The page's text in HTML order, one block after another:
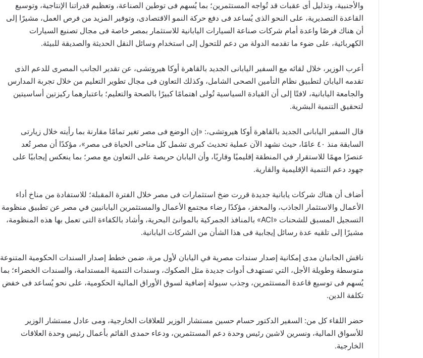
والأجنبية، وتذليل أى عقبات قد تُواجه المستثمرين؛ بما يُسهم فى توطين الصناعة، وتعظيم قدراتنا الإنتاجية، وتوسيع
القاعدة التصديرية، على النحو الذى يُساعد فى دفع حركة النمو الاقتصادى، وتوفير المزيد من فرص العمل، مشيرًا إلى
أن هناك فرصًا واعدة أمام شركات صناعة السيارات اليابانية للاستثمار بمصر خاصة فى مجال تصنيع السيارات
الكهربائية، على ضوء ما تقدمه الدولة من دعم للتحول إلى استخدام وسائل النقل الحديثة والصديقة للبيئة.
أعرب الوزير، خلال لقائه مع السفير اليابانى الجديد بالقاهرة أوكا هيروتشى، عن تقدير الجانب المصرى للدعم الذى
تقدمه اليابان لتطبيق نظام التأمين الصحى الشامل، وكذلك التعاون فى مجال تطوير التعليم من خلال تجربة المدارس
والجامعة اليابانية، لافتًا إلى أن القيادة السياسية تُولى اهتمامًا كبيرًا بالصحة والتعليم؛ باعتبارهما ركيزتين أساسيتين
لتحقيق التنمية البشرية.
قال السفير اليابانى الجديد بالقاهرة أوكا هيروتشى،: «إن الوضع فى مصر تغير تمامًا مقارنة بما رأيته خلال زيارتى
السابقة منذ ٤٠ عامًا، حيث نشهد الآن عملية تحديث كبرى تشمل كل مناحى الحياة فى مصر»، مؤكدًا أن مصر تُعد
عنصرًا مهمًا للاستقرار في المنطقة إقليميًا وقاريًا، وأن اليابان حريصة على التعاون مع مصر؛ بما ينعكس إيجابيًا على
جهود دعم التنمية الإقليمية والقارية.
أضاف أن هناك شركات يابانية جديدة قررت ضخ استثمارات فى مصر خلال الفترة المقبلة؛ للاستفادة من مناخ أداء
الأعمال والاستثمار الجاذب، والمحفز، مؤكدًا رضاء مجتمع الأعمال والمستثمرين اليابانيين في مصر عن تطبيق منظومة
التسجيل المسبق للشحنات «ACI» بالمنافذ الجمركية بالموانئ البحرية، وأشاد بالكفاءة التى تعمل بها هذه المنظومة،
مشيرًا إلى تلقيه عدة رسائل إيجابية فى هذا الشأن من الشركات اليابانية.
ناقش الجانبان مدى إمكانية إصدار سندات مصرية في اليابان لأول مرة، ضمن خطط إصدار السندات الحكومية المتنوعة
متوسطة وطويلة الأجل، التي تستهدف أدوات جديدة مثل الصكوك، وسندات التنمية المستدامة، والسندات الخضراء؛ بما
يُسهم فى توسيع قاعدة المستثمرين، وجذب سيولة إضافية لسوق الأوراق المالية الحكومية، على نحو يُساعد فى خفض
تكلفة الدين.
حضر اللقاء كل من: السفير الدكتور حسام حسين مستشار الوزير للعلاقات الخارجية، ومى عادل مستشار الوزير
للأسواق المالية، ونسرين لاشين رئيس وحدة دعم المستثمرين، ودعاء حمدى القائم بأعمال رئيس وحدة العلاقات
الخارجية.